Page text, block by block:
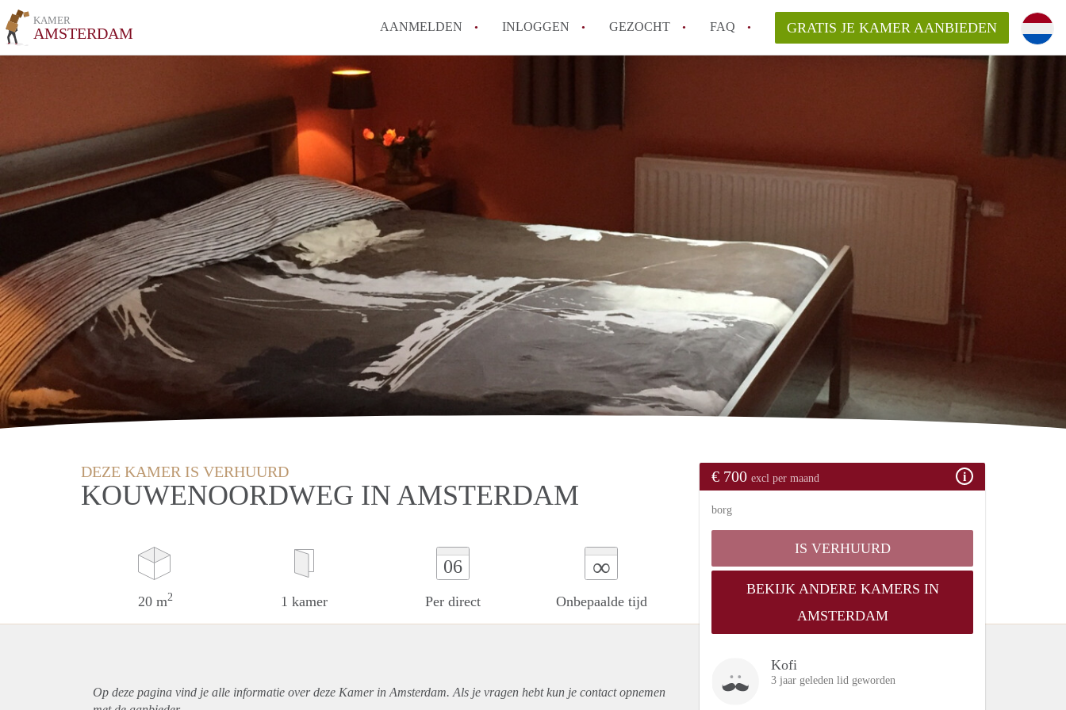
KAMER
AMSTERDAM AANMELDEN INLOGGEN GEZOCHT FAQ
Wat zijn de opzegtermijnen bij een kamer in Amsterdam?
Alle veelgestelde vragen
GRATIS JE KAMER AANBIEDEN
DEZE KAMER IS VERHUURD
KOUWENOORDWEG IN AMSTERDAM
20 m2 1 kamer
06
Per direct
∞
Onbepaalde tijd
€ 700 excl per maand
borg
IS VERHUURD
BEKIJK ANDERE KAMERS IN
AMSTERDAM
Kofi
3 jaar geleden lid geworden
Op deze pagina vind je alle informatie over deze Kamer in Amsterdam. Als je vragen hebt kun je contact opnemen